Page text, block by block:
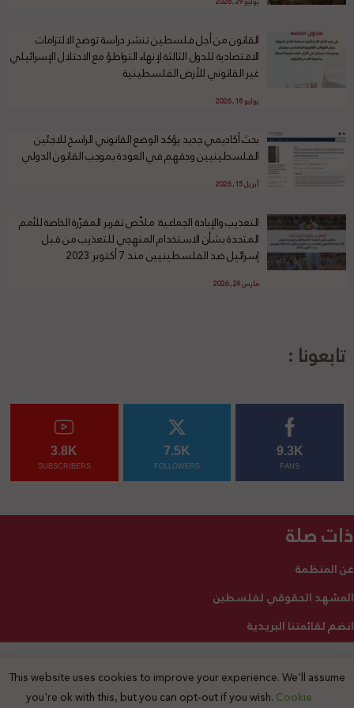
القانون من أجل فلسطين تنشر دراسة توضح الالتزامات
الاقتصادية للدول الثالثة لإنهاء التواطؤ مع الاحتلال الإسرائيلي
غير القانوني للأرض الفلسطينية
يوليو 18, 2026
بحث أكاديمي جديد يؤكد الوضع القانوني الراسخ للاجئين
الفلسطينيين وحقهم في العودة بموجب القانون الدولي
أبريل 15, 2026
التعذيب والإبادة الجماعية: ملخّص تقرير المقرّرة الخاصة للأمم
المتحدة بشأن الاستخدام المنهجي للتعذيب من قبل
إسرائيل ضد الفلسطينيين منذ 7 أكتوبر 2023
مارس 24, 2026
تابعونا :
9.3K
FANS
7.5K
FOLLOWERS
3.8K
SUBSCRIBERS
ذات صلة
عن المنظمة
المشهد الحقوقي لفلسطين
انضم لقائمتنا البريدية
2025 © جميع الحقوق محفوظة
This website uses cookies to improve your experience. We'll assume
you're ok with this, but you can opt-out if you wish. Cookie